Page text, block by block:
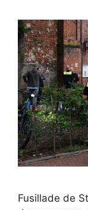
Fusillade de